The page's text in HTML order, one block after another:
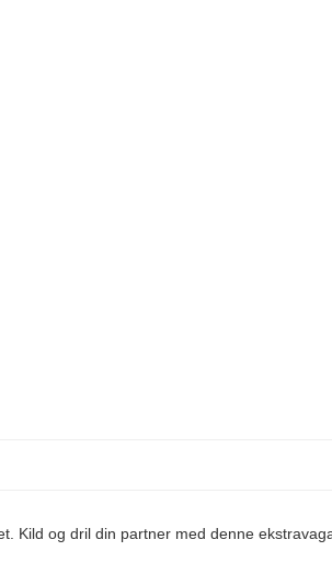
og dril din partner med denne